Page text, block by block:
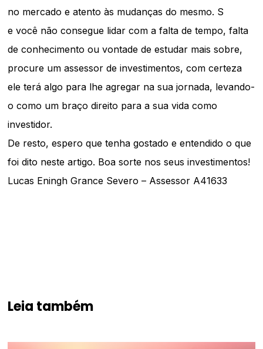
no mercado e atento às mudanças do mesmo. S
e você não consegue lidar com a falta de tempo, falta
de conhecimento ou vontade de estudar mais sobre,
procure um assessor de investimentos, com certeza
ele terá algo para lhe agregar na sua jornada, levando-
o como um braço direito para a sua vida como
investidor.
De resto, espero que tenha gostado e entendido o que
foi dito neste artigo. Boa sorte nos seus investimentos!
Lucas Eningh Grance Severo – Assessor A41633
Leia também